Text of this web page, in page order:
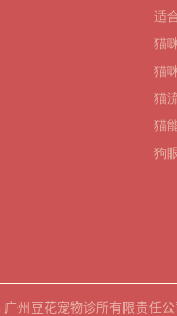
适
猫
事
猫
猫
猫
狗
州豆花宠物诊所有限责任